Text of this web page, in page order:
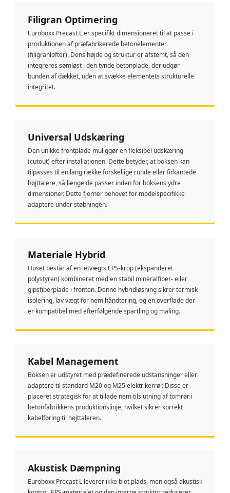
Filigran Optimering
Euroboxx Precast L er specifikt dimensioneret til at passe i
produktionen af præfabrikerede betonelementer
(filigranlofter). Dens højde og struktur er afstemt, så den
integreres sømløst i den tynde betonplade, der udgør
bunden af dækket, uden at svække elementets strukturelle
integritet.
Universal Udskæring
Den unikke frontplade muliggør en fleksibel udskæring
(cutout) efter installationen. Dette betyder, at boksen kan
tilpasses til en lang række forskellige runde eller firkantede
højttalere, så længe de passer inden for boksens ydre
dimensioner. Dette fjerner behovet for modelspecifikke
adaptere under støbningen.
Materiale Hybrid
Huset består af en letvægts EPS-krop (ekspanderet
polystyren) kombineret med en stabil mineralfiber- eller
gipsfiberplade i fronten. Denne hybridløsning sikrer termisk
isolering, lav vægt for nem håndtering, og en overflade der
er kompatibel med efterfølgende spartling og maling.
Kabel Management
Boksen er udstyret med prædefinerede udstansninger eller
adaptere til standard M20 og M25 elektrikerrør. Disse er
placeret strategisk for at tillade nem tilslutning af tomrør i
betonfabrikkens produktionslinje, hvilket sikrer korrekt
kabelføring til højttaleren.
Akustisk Dæmpning
Euroboxx Precast L leverer ikke blot plads, men også akustisk